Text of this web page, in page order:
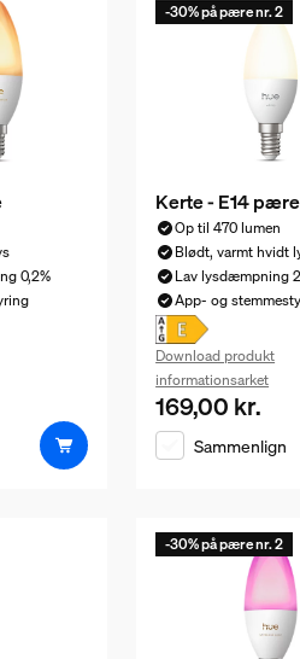
0,2%
379,00 kr.
-30% på pære nr. 2
Kerte - E14 pære
Op til 470 lumen
Blødt, varmt hvidt
Lav lysdæmpning
App- og
Download produkt
informationsarket
Nuværende pris
169,00 kr.
Sammenlign
-30% på pære nr. 2